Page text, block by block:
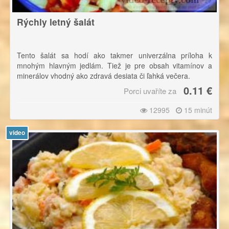
Rýchly letný šalát
Tento šalát sa hodí ako takmer univerzálna príloha k
mnohým hlavným jedlám. Tiež je pre obsah vitamínov a
minerálov vhodný ako zdravá desiata či ľahká večera.
Porci uvaříte za 0.11 €
12995 15 minút
video